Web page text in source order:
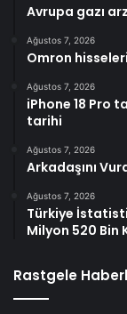
Avrupa gazı
Ağustos 7, 2026
Omron
Ağustos 7, 2026
iPhone 18 Pro
tarihi
Ağustos 7, 2026
Arkadaşını
Ağustos 7, 2026
Türkiye
Milyon 520 Bin
Rastgele